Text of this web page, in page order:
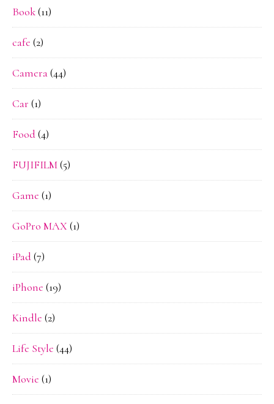
Book(11)
cafe (2)
Camera(44)
Car (1)
Food(4)
FUJIFILM(5)
Game (1)
GoPro MAX(1)
iPad(7)
iPhone (19)
Kindle (2)
Life Style (44)
Movie (1)